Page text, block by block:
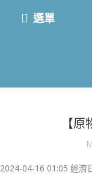
選單
【
2024-04-16 01:05 經濟